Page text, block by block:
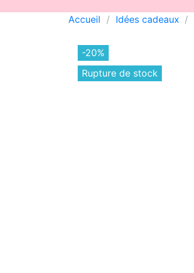
Accueil Idées cadeaux
-20%
Rupture de stock